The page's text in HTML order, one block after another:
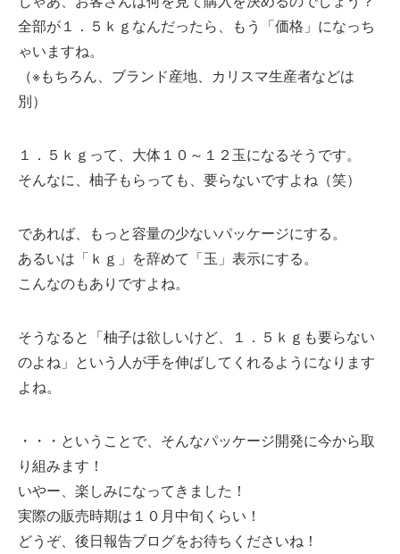
全部が１．５ｋｇなんだったら、もう「価格」になっち
ゃいますね。
（※もちろん、ブランド産地、カリスマ生産者などは
別）
１．５ｋｇって、大体１０～１２玉になるそうです。
そんなに、柚子もらっても、要らないですよね（笑）
であれば、もっと容量の少ないパッケージにする。
あるいは「ｋｇ」を辞めて「玉」表示にする。
こんなのもありですよね。
そうなると「柚子は欲しいけど、１．５ｋｇも要らない
のよね」という人が手を伸ばしてくれるようになります
よね。
・・・ということで、そんなパッケージ開発に今から取
り組みます！
いやー、楽しみになってきました！
実際の販売時期は１０月中旬くらい！
どうぞ、後日報告ブログをお待ちくださいね！